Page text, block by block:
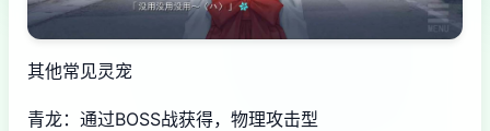
其他常见灵宠
青龙：通过BOSS战获得，物理攻击型